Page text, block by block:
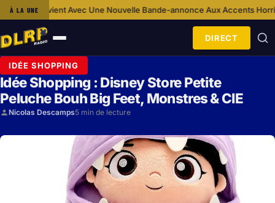
À LA UNE
Nouvelle Bande-annonce Aux Accents Horrifiques·Ca S’Est Passé
Ouvrir
le
menu
DIRECT
IDÉE SHOPPING
Idée Shopping : Disney Store Petite
Peluche Bouh Big Feet, Monstres & CIE
Nicolas Descamps5 min de lecture